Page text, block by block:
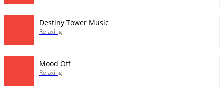
Destiny Tower Music
Relaxing
Mood Off
Relaxing